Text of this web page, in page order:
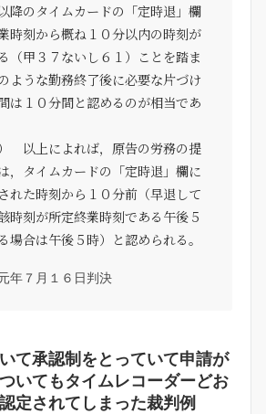
降のタイムカードの「定時退」欄
時刻から概ね１０分以内の時刻が
（甲３７ないし６１）ことを踏ま
ような勤務終了後に必要な片づけ
は１０分間と認めるのが相当であ
によれば，原告の労務の提
，タイムカードの「定時退」欄に
れた時刻から１０分前（早退して
時刻が所定終業時刻である午後５
場合は午後５時）と認められる。
年７月１６日判決
て承認制をとっていて申請が
いてもタイムレコーダーどお
定されてしまった裁判例